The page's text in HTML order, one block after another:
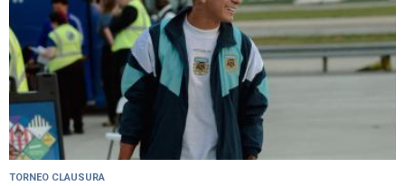
TORNEO CLAUSURA